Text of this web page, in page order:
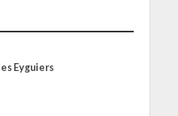
Eyguiers